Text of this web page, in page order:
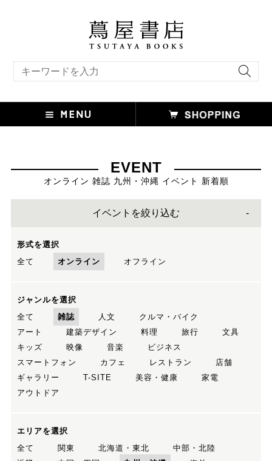
EVENT
オンライン 雑誌 九州・沖縄 イベント 新着順
イベントを絞り込む
形式を選択
全て
オンライン オフライン
ジャンルを選択
全て
雑誌 人文
クルマ・バイク
アート
建築デザイン 料理 旅行
文具
キッズ
映像 音楽
ビジネス
スマートフォン
カフェ レストラン
店舗
ギャラリー
T-SITE 美容・健康
家電
アウトドア
エリアを選択
全て
関東 北海道・東北
中部・北陸